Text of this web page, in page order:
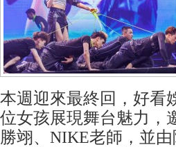
本週迎來最終回，好看
位女孩展現舞台魅力，
勝翊、NIKE老師，並